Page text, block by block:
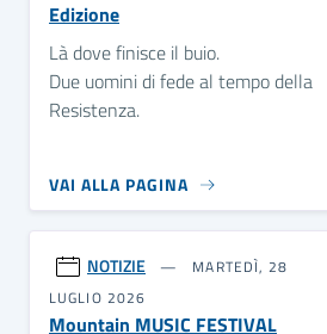
Edizione
Là dove finisce il buio.
Due uomini di fede al tempo della
Resistenza.
VAI ALLA PAGINA
NOTIZIE
MARTEDÌ, 28
LUGLIO 2026
Mountain MUSIC FESTIVAL